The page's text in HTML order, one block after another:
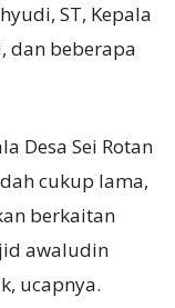
ST, Kepala
dan beberapa
Desa Sei Rotan
cukup lama,
berkaitan
awaludin
ucapnya.